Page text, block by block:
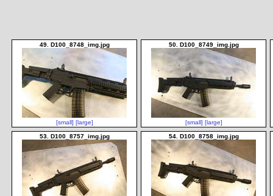
49. D100_8748_img.jpg
[small] [large]
50. D100_8749_img.jpg
[small] [large]
53. D100_8757_img.jpg 54. D100_8758_img.jpg